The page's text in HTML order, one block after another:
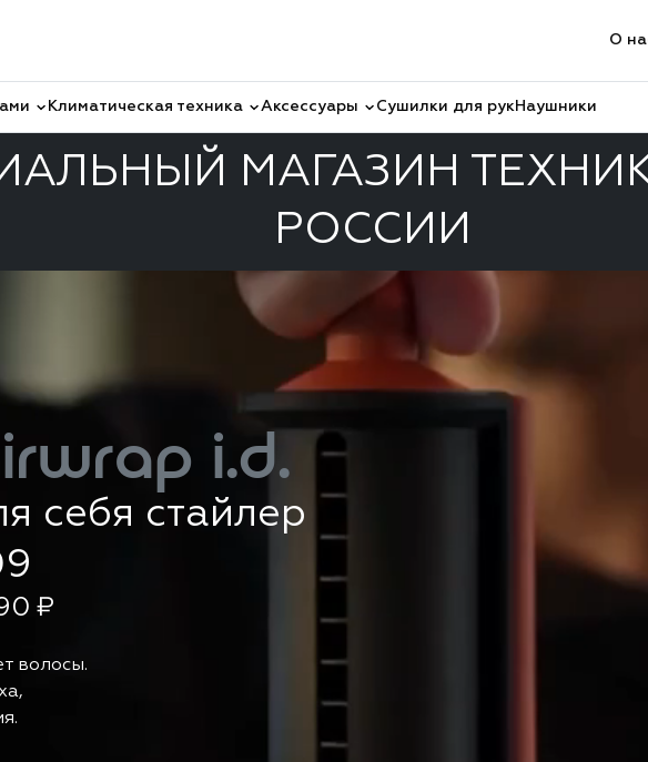
О
Климатическая техника Аксессуары Сушилки для рукНаушники
МАГАЗИН
РОССИИ
i.d.
себя стайлер
₽
волосы.